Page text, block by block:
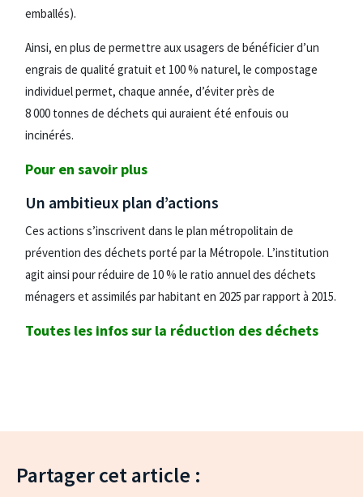
emballés).
Ainsi, en plus de permettre aux usagers de bénéficier d’un
engrais de qualité gratuit et 100 % naturel, le compostage
individuel permet, chaque année, d’éviter près de
8 000 tonnes de déchets qui auraient été enfouis ou
incinérés.
Pour en savoir plus
Un ambitieux plan d’actions
Ces actions s’inscrivent dans le plan métropolitain de
prévention des déchets porté par la Métropole. L’institution
agit ainsi pour réduire de 10 % le ratio annuel des déchets
ménagers et assimilés par habitant en 2025 par rapport à 2015.
Toutes les infos sur la réduction des déchets
Partager cet article :